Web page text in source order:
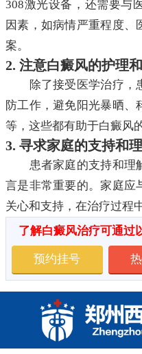
308激光设备，还需要与
因素，如病情严重程度、
案。
2. 注意白癜风的护理
除了接受医学治疗，
防工作，避免阳光暴晒、
等，这些都有助于白癜风
3. 寻求家庭的支持和
患者家庭的支持和理
言是非常重要的。家庭应
关心和支持，在治疗过程
了解白癜风治疗可通过
预约挂号